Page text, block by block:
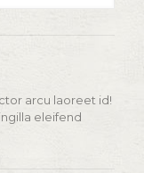
arcu laoreet id!
eleifend